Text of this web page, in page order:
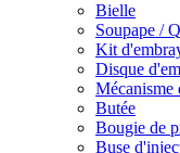
Bielle
Soupape /
Kit
Disque
Mécanisme
Butée
Bougie de
Buse